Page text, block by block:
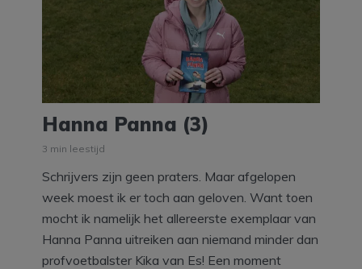
Hanna Panna (3)
3 min leestijd
Schrijvers zijn geen praters. Maar afgelopen
week moest ik er toch aan geloven. Want toen
mocht ik namelijk het allereerste exemplaar van
Hanna Panna uitreiken aan niemand minder dan
profvoetbalster Kika van Es! Een moment